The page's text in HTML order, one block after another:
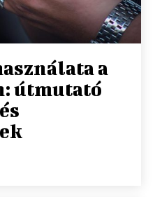
a
útmutató